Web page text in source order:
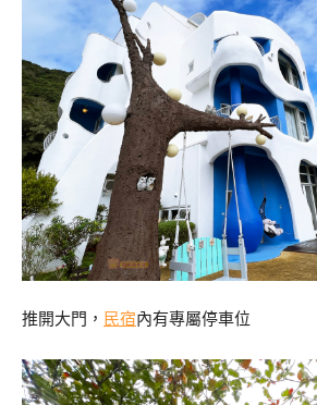
推開大門， 民宿內有專屬停車位